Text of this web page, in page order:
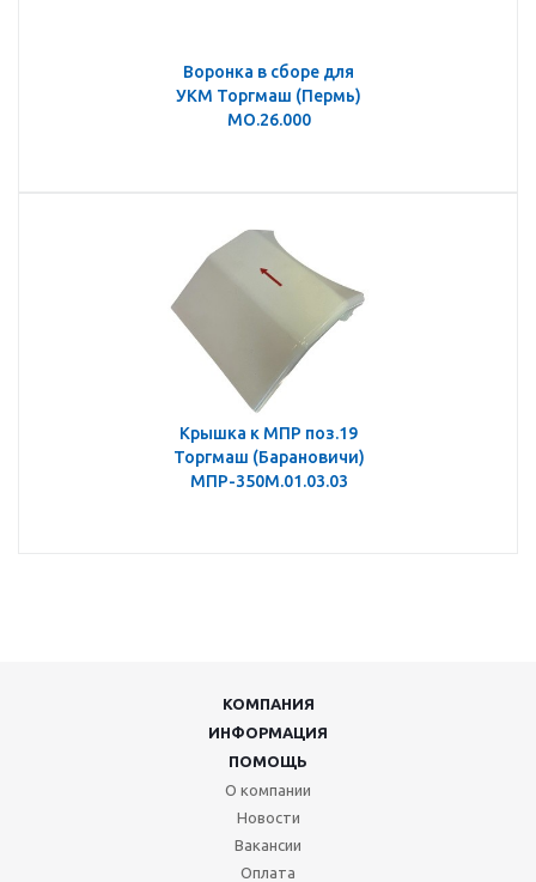
Воронка в сборе для
УКМ Торгмаш (Пермь)
МО.26.000
Крышка к МПР поз.19
Торгмаш (Барановичи)
МПР-350М.01.03.03
КОМПАНИЯ
ИНФОРМАЦИЯ
ПОМОЩЬ
О компании
Новости
Вакансии
Оплата